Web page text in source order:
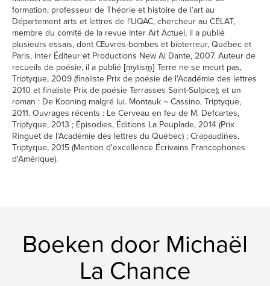
formation, professeur de Théorie et histoire de l’art au
Département arts et lettres de l'UQAC, chercheur au CELAT,
membre du comité de la revue Inter Art Actuel, il a publié
plusieurs essais, dont Œuvres-bombes et bioterreur, Québec et
Paris, Inter Éditeur et Productions New Al Dante, 2007. Auteur de
recueils de poésie, il a publié [mytism̪] Terre ne se meurt pas,
Triptyque, 2009 (finaliste Prix de poésie de l'Académie des lettres
2010 et finaliste Prix de poésie Terrasses Saint-Sulpice); et un
roman : De Kooning malgré lui. Montauk ~ Cassino, Triptyque,
2011. Ouvrages récents : Le Cerveau en feu de M. Defcartes,
Triptyque, 2013 ; Épisodies, Éditions La Peuplade, 2014 (Prix
Ringuet de l'Académie des lettres du Québec) ; Crapaudines,
Triptyque, 2015 (Mention d'excellence Écrivains Francophones
d'Amérique).
Boeken door Michaël
La Chance